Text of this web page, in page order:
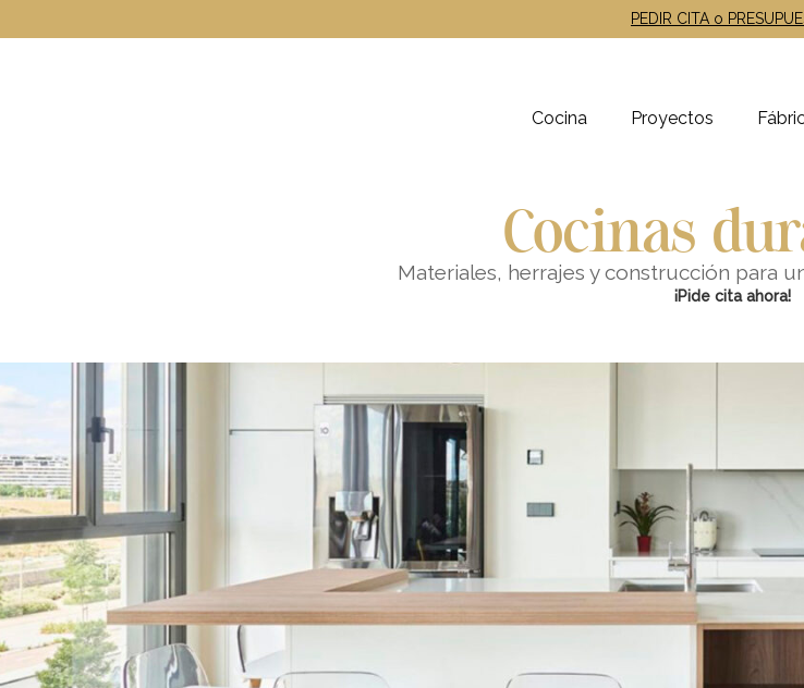
PEDIR CITA o
Cocina Proyectos
Cocinas
Materiales, herrajes y construcción para
¡Pide cita ahora!